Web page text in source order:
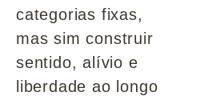
categorias fixas,
mas sim construir
sentido, alívio e
liberdade ao longo